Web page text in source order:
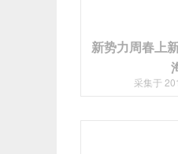
新势力周春上
采集于